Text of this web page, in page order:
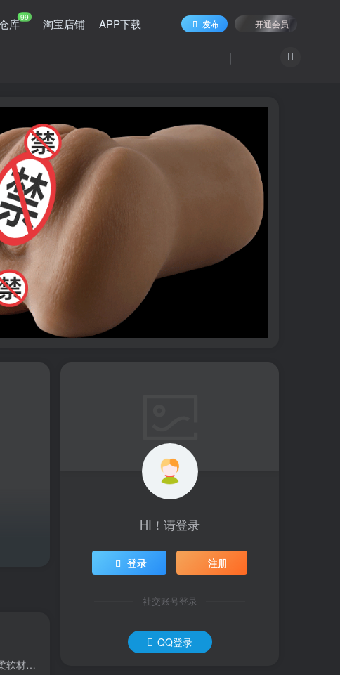
库99 淘宝店铺 APP下载 发布 开通会员
“游悠悠”是KAGUYANO 2024年主打的“慢玩+持久训练”旗舰款，主打“像舌头一样会舔的柔软材质+超慢回弹双重内胆”。器具大师把玩一周后给出的核心结论：它把“包裹”与“舔舐”做到了同价位最...
HI！请登录
登录 注册
社交账号登录
QQ登录